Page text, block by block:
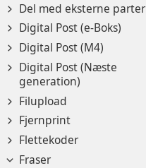
Del med eksterne parter
Digital Post (e-Boks)
Digital Post (M4)
Digital Post (Næste
generation)
Filupload
Fjernprint
Flettekoder
Fraser